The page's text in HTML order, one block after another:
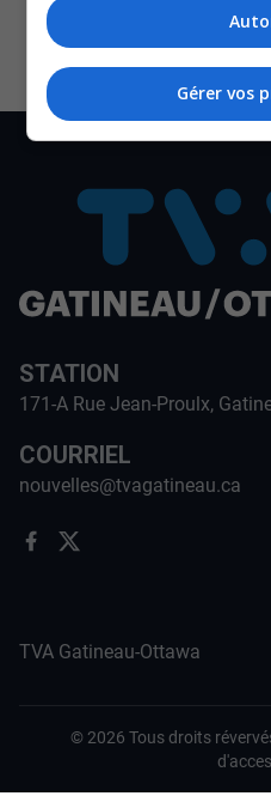
STATION
171-A Rue Jean-Proulx,
COURRIEL
nouvelles@tvagatineau.ca
TVA Gatineau-Ottawa
© 2026 Tous droits
Gérer vos